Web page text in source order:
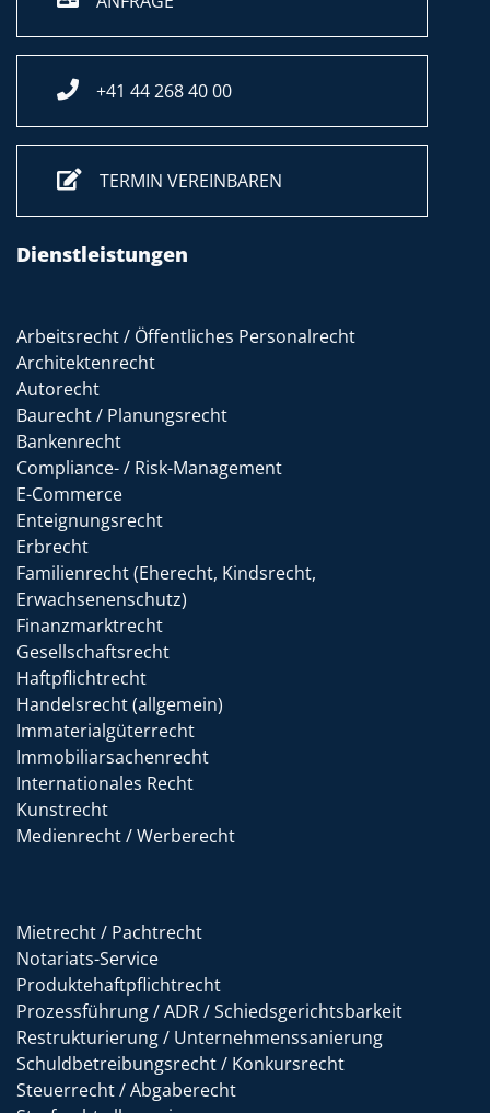
+41 44 268 40 00
TERMIN VEREINBAREN
Dienstleistungen
Arbeitsrecht / Öffentliches Personalrecht
Architektenrecht
Autorecht
Baurecht / Planungsrecht
Bankenrecht
Compliance- / Risk-Management
E-Commerce
Enteignungsrecht
Erbrecht
Familienrecht (Eherecht, Kindsrecht,
Erwachsenenschutz)
Finanzmarktrecht
Gesellschaftsrecht
Haftpflichtrecht
Handelsrecht (allgemein)
Immaterialgüterrecht
Immobiliarsachenrecht
Internationales Recht
Kunstrecht
Medienrecht / Werberecht
Mietrecht / Pachtrecht
Notariats-Service
Produktehaftpflichtrecht
Prozessführung / ADR / Schiedsgerichtsbarkeit
Restrukturierung / Unternehmenssanierung
Schuldbetreibungsrecht / Konkursrecht
Steuerrecht / Abgaberecht